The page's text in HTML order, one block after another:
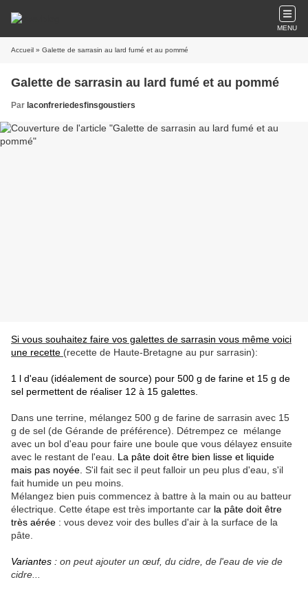
MENU
Accueil » Galette de sarrasin au lard fumé et au pommé
Galette de sarrasin au lard fumé et au pommé
Par laconfreriedesfinsgoustiers
Si vous souhaitez faire vos galettes de sarrasin vous même voici
une recette (recette de Haute-Bretagne au pur sarrasin):
1 l d'eau (idéalement de source) pour 500 g de farine et 15 g de
sel permettent de réaliser 12 à 15 galettes.
Dans une terrine, mélangez 500 g de farine de sarrasin avec 15
g de sel (de Gérande de préférence). Détrempez ce mélange
avec un bol d'eau pour faire une boule que vous délayez ensuite
avec le restant de l'eau. La pâte doit être bien lisse et liquide
mais pas noyée. S'il fait sec il peut falloir un peu plus d'eau, s'il
fait humide un peu moins.
Mélangez bien puis commencez à battre à la main ou au batteur
électrique. Cette étape est très importante car la pâte doit être
très aérée : vous devez voir des bulles d'air à la surface de la
pâte.
Variantes : on peut ajouter un œuf, du cidre, de l'eau de vie de
cidre...